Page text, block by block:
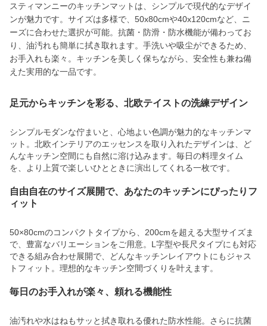
スティマンニーのキッチンマットは、シンプルで現代的なデザイ
ンが魅力です。サイズは多様で、50x80cmや40x120cmなど、ニ
ーズに合わせた選択が可能。抗菌・防滑・防水機能が備わってお
り、油汚れも簡単に拭き取れます。手洗いや吸尘ができるため、
お手入れも楽々。キッチンを美しく保ちながら、安全性も兼ね備
えた実用的な一品です。
足元からキッチンを彩る、北欧テイストの洗練デザイン
シンプルモダンな佇まいと、心地よい色調が魅力的なキッチンマ
ット。北欧インテリアのエッセンスを取り入れたデザインは、ど
んなキッチン空間にも自然に溶け込みます。毎日の料理タイム
を、より上質で楽しいひとときに演出してくれる一枚です。
自由自在のサイズ展開で、あなたのキッチンにぴったりフ
ィット
50×80cmのコンパクトタイプから、200cmを超える大型サイズま
で、豊富なバリエーションをご用意。L字型や長尺タイプにも対応
できる組み合わせ展開で、どんなキッチンレイアウトにもジャス
トフィット。理想的なキッチン空間づくりを叶えます。
毎日のお手入れが楽々、頼れる機能性
油汚れや水はねもサッと拭き取れる優れた防水性能。さらに抗菌